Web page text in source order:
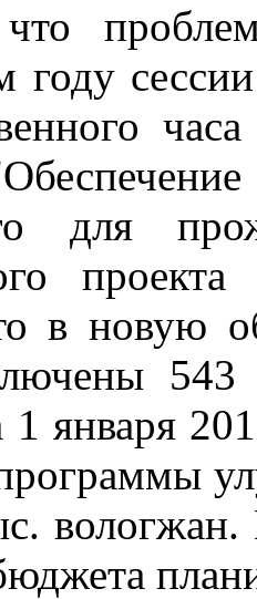
году
для
в новую
января
вологжан.